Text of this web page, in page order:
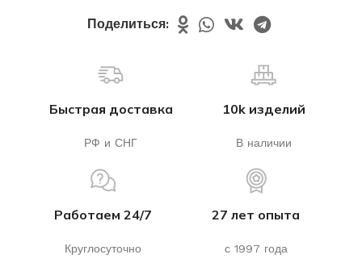
Поделиться:
Быстрая доставка
РФ и СНГ
10k изделий
В наличии
Работаем 24/7
Круглосуточно
27 лет опыта
с 1997 года